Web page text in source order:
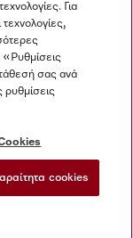
Για
«Ρυθμίσεις
σας ανά
ρυθμίσεις
cookies